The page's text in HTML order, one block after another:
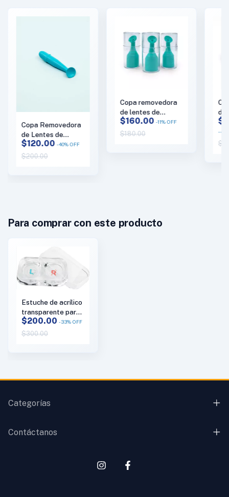
Copa Removedora
de Lentes de
Contacto Duros –
DMV 45 Aqua
$120.00 -40%OFF
$200.00
Copa removedora
de lentes de
contacto blandos,
híbridos y
$160.00 -11%OFF
$180.00
de
--58
Para comprar con este producto
Estuche de acrílico
transparente para
lentes de contacto
duros y blandos
$200.00 -33% OFF
$300.00
Categorías
Contáctanos